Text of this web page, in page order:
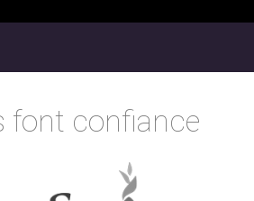
font confiance